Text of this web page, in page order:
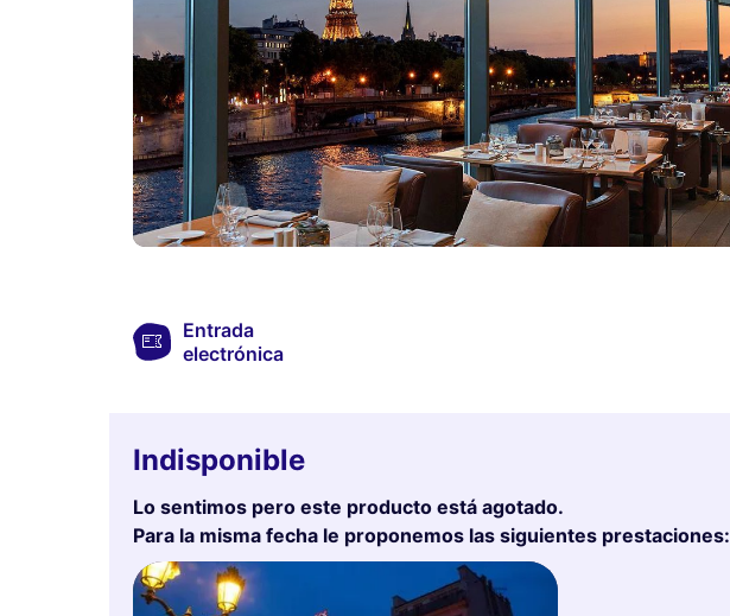
Entrada
electrónica
Indisponible
Lo sentimos pero este producto está agotado.
Para la misma fecha le proponemos las siguientes prestaciones: